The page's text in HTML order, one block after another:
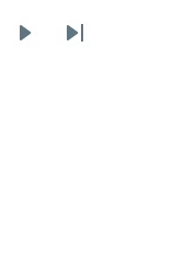
SeuraavaViimeinen